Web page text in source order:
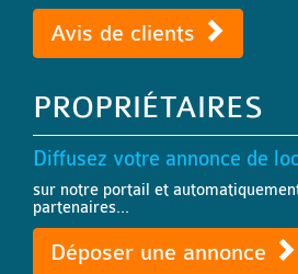
Avis de clients
PROPRIÉTAIRES
Diffusez votre annonce de
sur notre portail et
partenaires...
Déposer une annonce